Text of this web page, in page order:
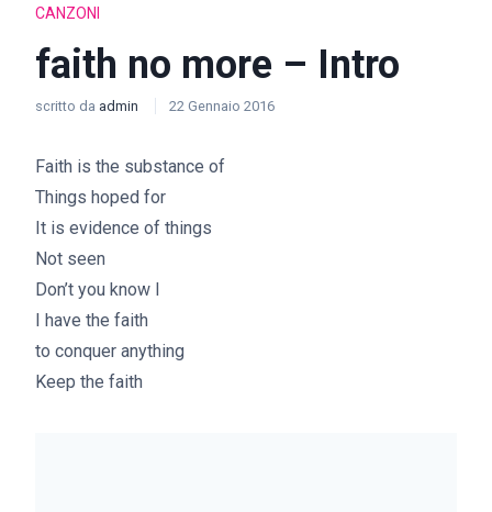
CANZONI
faith no more – Intro
scritto da admin 22 Gennaio 2016
Faith is the substance of
Things hoped for
It is evidence of things
Not seen
Don’t you know I
I have the faith
to conquer anything
Keep the faith